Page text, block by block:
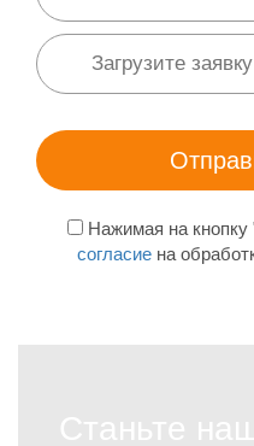
Нажимая на кнопку
согласиена